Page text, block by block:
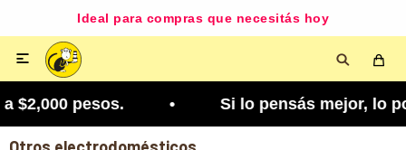
Ideal para compras que necesitás hoy

$2,000 pesos. • Si lo pensás mejor, lo